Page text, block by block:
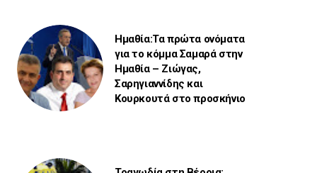
Ημαθία:Τα πρώτα ονόματα
για το κόμμα Σαμαρά στην
Ημαθία – Ζιώγας,
Σαρηγιαννίδης και
Κουρκουτά στο προσκήνιο